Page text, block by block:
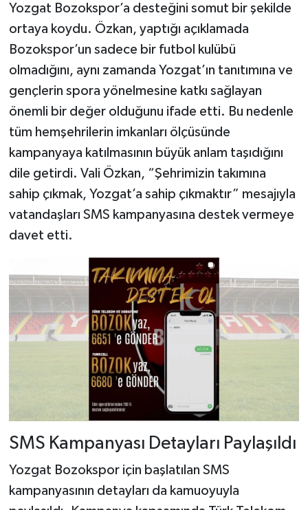
Yozgat Bozokspor’a desteğini somut bir şekilde
ortaya koydu. Özkan, yaptığı açıklamada
Bozokspor’un sadece bir futbol kulübü
olmadığını, aynı zamanda Yozgat’ın tanıtımına ve
gençlerin spora yönelmesine katkı sağlayan
önemli bir değer olduğunu ifade etti. Bu nedenle
tüm hemşehrilerin imkanları ölçüsünde
kampanyaya katılmasının büyük anlam taşıdığını
dile getirdi. Vali Özkan, “Şehrimizin takımına
sahip çıkmak, Yozgat’a sahip çıkmaktır” mesajıyla
vatandaşları SMS kampanyasına destek vermeye
davet etti.
SMS Kampanyası Detayları Paylaşıldı
Yozgat Bozokspor için başlatılan SMS
kampanyasının detayları da kamuoyuyla